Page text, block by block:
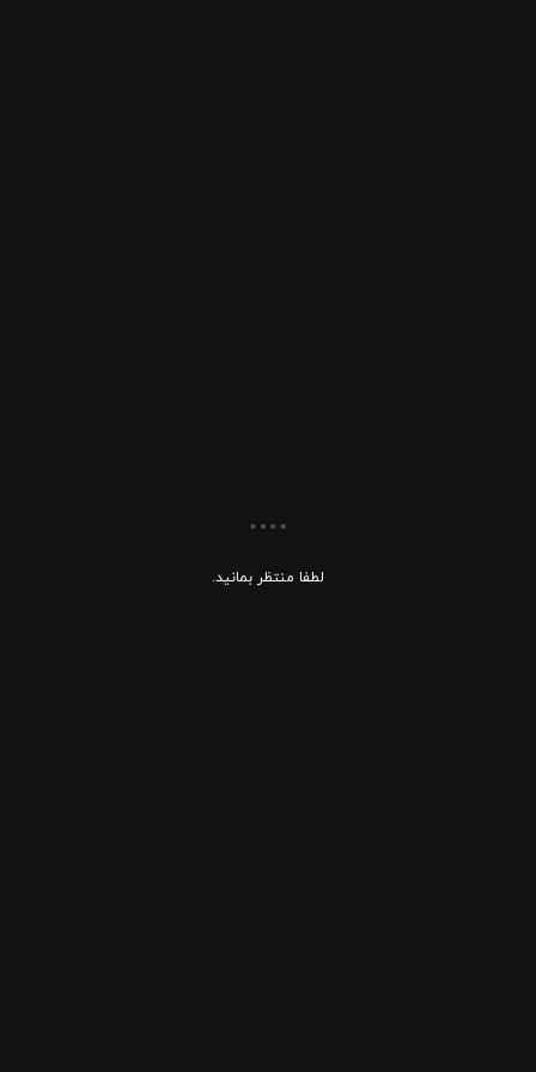
لطفا منتظر بمانید.